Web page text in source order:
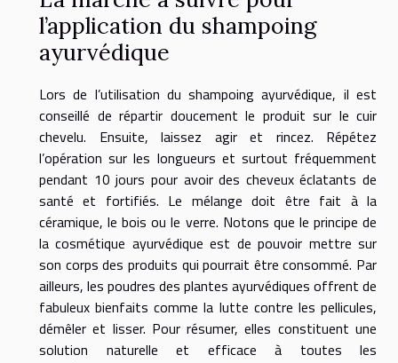
l’application du shampoing
ayurvédique
Lors de l’utilisation du shampoing ayurvédique, il est
conseillé de répartir doucement le produit sur le cuir
chevelu. Ensuite, laissez agir et rincez. Répétez
l’opération sur les longueurs et surtout fréquemment
pendant 10 jours pour avoir des cheveux éclatants de
santé et fortifiés. Le mélange doit être fait à la
céramique, le bois ou le verre. Notons que le principe de
la cosmétique ayurvédique est de pouvoir mettre sur
son corps des produits qui pourrait être consommé. Par
ailleurs, les poudres des plantes ayurvédiques offrent de
fabuleux bienfaits comme la lutte contre les pellicules,
démêler et lisser. Pour résumer, elles constituent une
solution naturelle et efficace à toutes les